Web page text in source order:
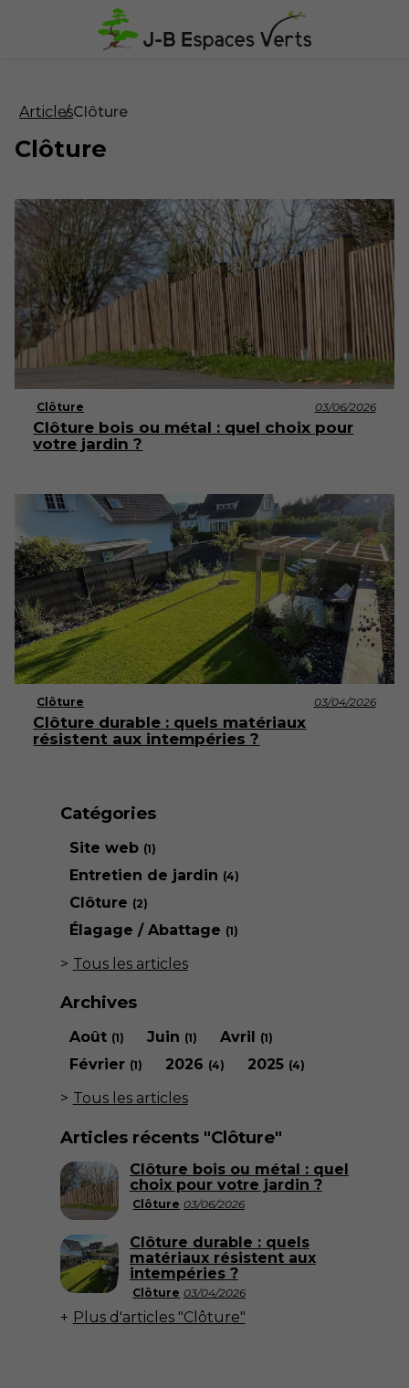
Catégories
Site web (1)
Entretien de jardin (4)
Clôture (2)
Élagage / Abattage (1)
Tous les articles
Archives
Août (1) Juin (1) Avril (1)
Février (1) 2026 (4) 2025 (4)
Tous les articles
Articles récents "Clôture"
Clôture 03/06/2026
Clôture bois ou métal : quel
choix pour votre jardin ?
Clôture 03/04/2026
Clôture durable : quels
matériaux résistent aux
intempéries ?
Plus d'articles "Clôture"
ArticlesClôture
Clôture
Clôture 03/06/2026
Clôture bois ou métal : quel choix pour
votre jardin ?
Clôture 03/04/2026
Clôture durable : quels matériaux
résistent aux intempéries ?